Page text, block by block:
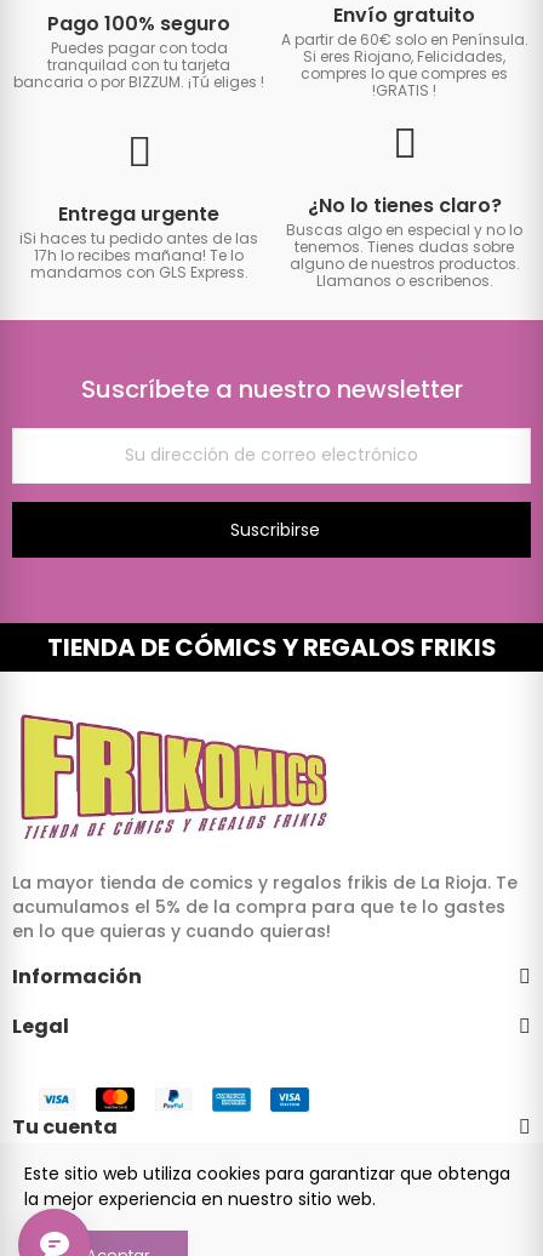
Pago 100% seguro
Puedes pagar con toda
tranquilad con tu tarjeta
bancaria o por BIZZUM. ¡Tú eliges !
Envío gratuito
A partir de 60€ solo en Península.
Si eres Riojano, Felicidades,
compres lo que compres es
!GRATIS !
Entrega urgente
iSi haces tu pedido antes de las
17h lo recibes mañana! Te lo
mandamos con GLS Express.
¿No lo tienes claro?
Buscas algo en especial y no lo
tenemos. Tienes dudas sobre
alguno de nuestros productos.
Llamanos o escribenos.
Suscríbete a nuestro newsletter
Suscribirse
TIENDA DE CÓMICS Y REGALOS FRIKIS
La mayor tienda de comics y regalos frikis de La Rioja. Te
acumulamos el 5% de la compra para que te lo gastes
en lo que quieras y cuando quieras!
Información
Legal
Tu cuenta
© 2024 Frikomics.com - Tienda de cómics y regalos frikis
Este sitio web utiliza cookies para garantizar que obtenga
la mejor experiencia en nuestro sitio web.